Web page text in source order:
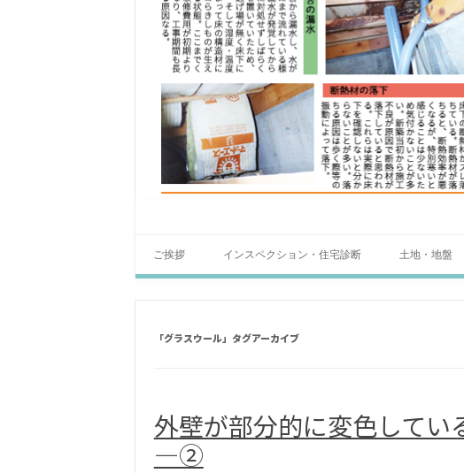
ご挨拶 インスペクション・住宅診断 土地・地盤
「グラスウール」タグアーカイブ
外壁が部分的に変色してい
―②